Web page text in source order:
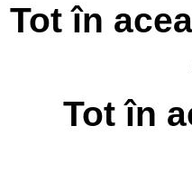
Tot în
Tot în